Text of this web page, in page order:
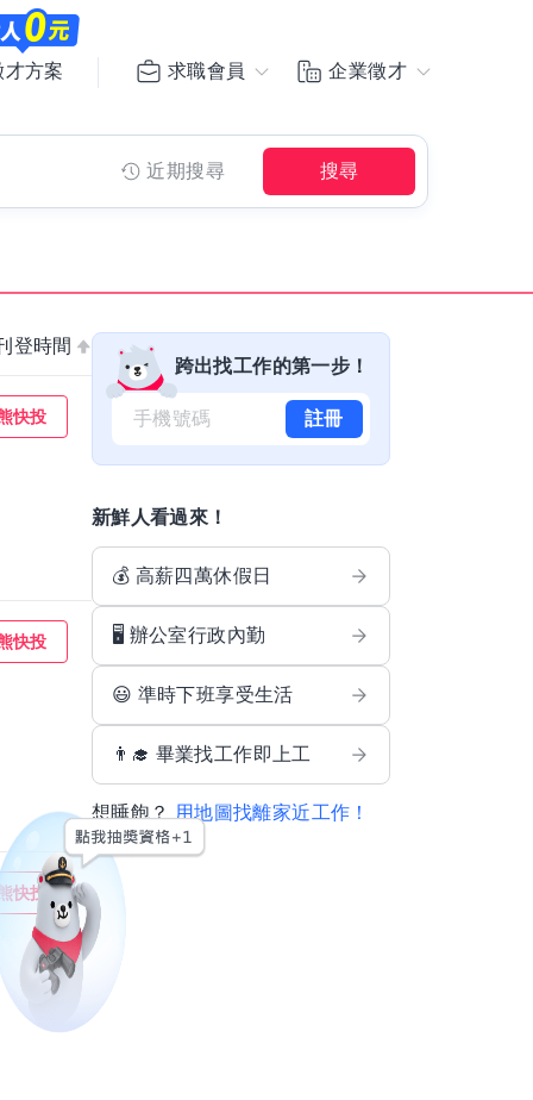
才方案 求職會員 企業徵才
近期搜尋 搜尋
登時間
快投
快投
快投
跨出找工作的第一步！
註冊
新鮮人看過來！
💰 高薪四萬休假日
🖥️ 辦公室行政內勤
😃 準時下班享受生活
👨‍🎓 畢業找工作即上工
想睡飽？ 用地圖找離家近工作！